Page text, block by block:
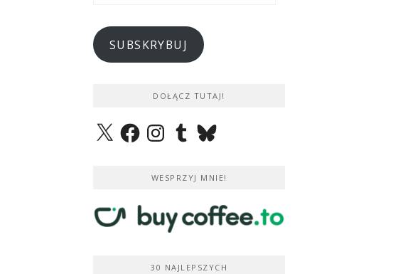
SUBSKRYBUJ
DOŁĄCZ TUTAJ!
X FacebookInstagramTumblrBluesky
WESPRZYJ MNIE!
30 NAJLEPSZYCH